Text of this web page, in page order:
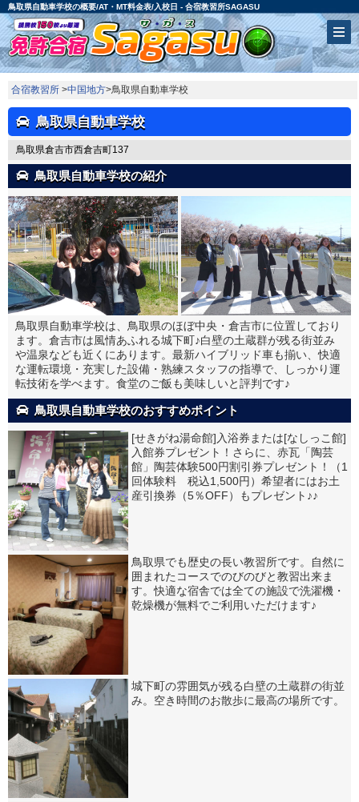
鳥取県自動車学校の概要/AT・MT料金表/入校日 - 合宿教習所SAGASU
合宿教習所 >中国地方>鳥取県自動車学校
鳥取県自動車学校
鳥取県倉吉市西倉吉町137
鳥取県自動車学校の紹介
鳥取県自動車学校は、鳥取県のほぼ中央・倉吉市に位置しており
ます。倉吉市は風情あふれる城下町♪白壁の土蔵群が残る街並み
や温泉なども近くにあります。最新ハイブリッド車も揃い、快適
な運転環境・充実した設備・熟練スタッフの指導で、しっかり運
転技術を学べます。食堂のご飯も美味しいと評判です♪
鳥取県自動車学校のおすすめポイント
[せきがね湯命館]入浴券または[なしっこ館]
入館券プレゼント！さらに、赤瓦「陶芸
館」陶芸体験500円割引券プレゼント！（1
回体験料 税込1,500円）希望者にはお土
産引換券（5％OFF）もプレゼント♪♪
鳥取県でも歴史の長い教習所です。自然に
囲まれたコースでのびのびと教習出来ま
す。快適な宿舎では全ての施設で洗濯機・
乾燥機が無料でご利用いただけます♪
城下町の雰囲気が残る白壁の土蔵群の街並
み。空き時間のお散歩に最高の場所です。